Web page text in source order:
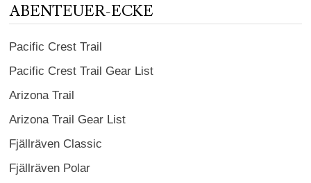
ABENTEUER-ECKE
Pacific Crest Trail
Pacific Crest Trail Gear List
Arizona Trail
Arizona Trail Gear List
Fjällräven Classic
Fjällräven Polar